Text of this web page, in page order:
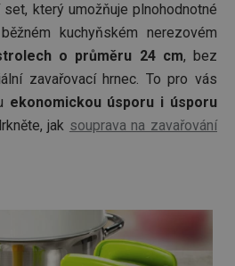
který umožňuje plnohodnotné
kuchyňském nerezovém
o průměru 24 cm, bez
zavařovací hrnec. To pro vás
ekonomickou úsporu i úsporu
jak souprava na zavařování